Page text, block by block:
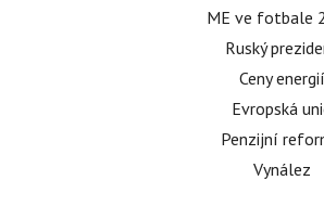
ME ve fotbale
Ruský
Ceny energií
Evropská
Penzijní
Vynález